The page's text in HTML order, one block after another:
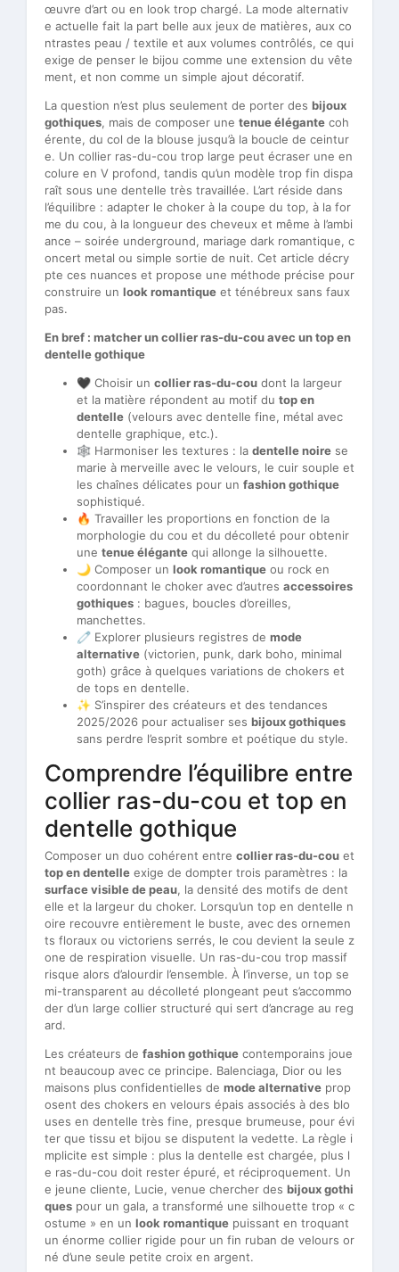
œuvre d’art ou en look trop chargé. La mode alternativ
e actuelle fait la part belle aux jeux de matières, aux co
ntrastes peau / textile et aux volumes contrôlés, ce qui
exige de penser le bijou comme une extension du vête
ment, et non comme un simple ajout décoratif.
La question n’est plus seulement de porter des bijoux
gothiques, mais de composer une tenue élégante coh
érente, du col de la blouse jusqu’à la boucle de ceintur
e. Un collier ras-du-cou trop large peut écraser une en
colure en V profond, tandis qu’un modèle trop fin dispa
raît sous une dentelle très travaillée. L’art réside dans
l’équilibre : adapter le choker à la coupe du top, à la for
me du cou, à la longueur des cheveux et même à l’ambi
ance – soirée underground, mariage dark romantique, c
oncert metal ou simple sortie de nuit. Cet article décry
pte ces nuances et propose une méthode précise pour
construire un look romantique et ténébreux sans faux
pas.
En bref : matcher un collier ras-du-cou avec un top en
dentelle gothique
🖤 Choisir un collier ras-du-cou dont la largeur
et la matière répondent au motif du top en
dentelle (velours avec dentelle fine, métal avec
dentelle graphique, etc.).
🕸️ Harmoniser les textures : la dentelle noire se
marie à merveille avec le velours, le cuir souple et
les chaînes délicates pour un fashion gothique
sophistiqué.
🔥 Travailler les proportions en fonction de la
morphologie du cou et du décolleté pour obtenir
une tenue élégante qui allonge la silhouette.
🌙 Composer un look romantique ou rock en
coordonnant le choker avec d’autres accessoires
gothiques : bagues, boucles d’oreilles,
manchettes.
🧷 Explorer plusieurs registres de mode
alternative (victorien, punk, dark boho, minimal
goth) grâce à quelques variations de chokers et
de tops en dentelle.
✨ S’inspirer des créateurs et des tendances
2025/2026 pour actualiser ses bijoux gothiques
sans perdre l’esprit sombre et poétique du style.
Comprendre l’équilibre entre
collier ras-du-cou et top en
dentelle gothique
Composer un duo cohérent entre collier ras-du-cou et
top en dentelle exige de dompter trois paramètres : la
surface visible de peau, la densité des motifs de dent
elle et la largeur du choker. Lorsqu’un top en dentelle n
oire recouvre entièrement le buste, avec des ornemen
ts floraux ou victoriens serrés, le cou devient la seule z
one de respiration visuelle. Un ras-du-cou trop massif
risque alors d’alourdir l’ensemble. À l’inverse, un top se
mi-transparent au décolleté plongeant peut s’accommo
der d’un large collier structuré qui sert d’ancrage au reg
ard.
Les créateurs de fashion gothique contemporains joue
nt beaucoup avec ce principe. Balenciaga, Dior ou les
maisons plus confidentielles de mode alternative prop
osent des chokers en velours épais associés à des blo
uses en dentelle très fine, presque brumeuse, pour évi
ter que tissu et bijou se disputent la vedette. La règle i
mplicite est simple : plus la dentelle est chargée, plus l
e ras-du-cou doit rester épuré, et réciproquement. Un
e jeune cliente, Lucie, venue chercher des bijoux gothi
ques pour un gala, a transformé une silhouette trop « c
ostume » en un look romantique puissant en troquant
un énorme collier rigide pour un fin ruban de velours or
né d’une seule petite croix en argent.